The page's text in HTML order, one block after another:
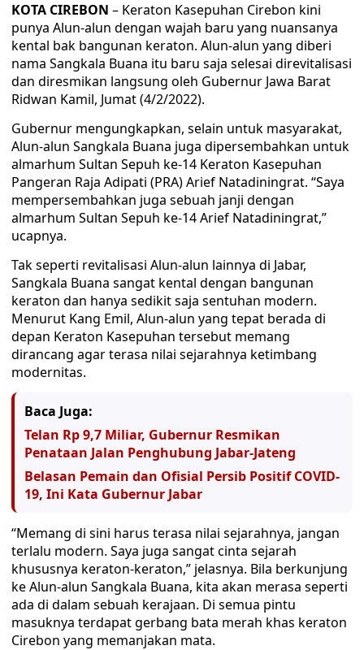
KOTA CIREBON – Keraton Kasepuhan Cirebon kini
punya Alun-alun dengan wajah baru yang nuansanya
kental bak bangunan keraton. Alun-alun yang diberi
nama Sangkala Buana itu baru saja selesai direvitalisasi
dan diresmikan langsung oleh Gubernur Jawa Barat
Ridwan Kamil, Jumat (4/2/2022).
Gubernur mengungkapkan, selain untuk masyarakat,
Alun-alun Sangkala Buana juga dipersembahkan untuk
almarhum Sultan Sepuh ke-14 Keraton Kasepuhan
Pangeran Raja Adipati (PRA) Arief Natadiningrat. “Saya
mempersembahkan juga sebuah janji dengan
almarhum Sultan Sepuh ke-14 Arief Natadiningrat,”
ucapnya.
Tak seperti revitalisasi Alun-alun lainnya di Jabar,
Sangkala Buana sangat kental dengan bangunan
keraton dan hanya sedikit saja sentuhan modern.
Menurut Kang Emil, Alun-alun yang tepat berada di
depan Keraton Kasepuhan tersebut memang
dirancang agar terasa nilai sejarahnya ketimbang
modernitas.
Baca Juga:
Telan Rp 9,7 Miliar, Gubernur Resmikan
Penataan Jalan Penghubung Jabar-Jateng
Belasan Pemain dan Ofisial Persib Positif COVID-
19, Ini Kata Gubernur Jabar
“Memang di sini harus terasa nilai sejarahnya, jangan
terlalu modern. Saya juga sangat cinta sejarah
khususnya keraton-keraton,” jelasnya. Bila berkunjung
ke Alun-alun Sangkala Buana, kita akan merasa seperti
ada di dalam sebuah kerajaan. Di semua pintu
masuknya terdapat gerbang bata merah khas keraton
Cirebon yang memanjakan mata.